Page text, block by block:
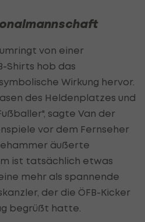
von einer
Shirts hob das
Wirkung hervor.
des Heldenplatzes und
sagte Van der
vor dem Fernseher
äußerte
ist tatsächlich etwas
mehr als spannende
der die ÖFB-Kicker
begrüßt hatte.